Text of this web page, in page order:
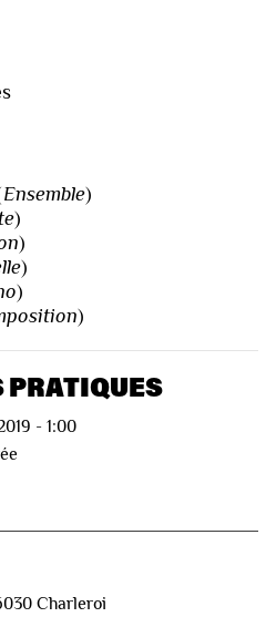
Ensemble)
)
)
)
)
)
- 1:00
Charleroi